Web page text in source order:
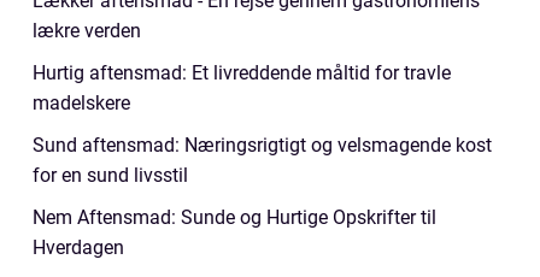
lækre verden
Hurtig aftensmad: Et livreddende måltid for travle
madelskere
Sund aftensmad: Næringsrigtigt og velsmagende kost
for en sund livsstil
Nem Aftensmad: Sunde og Hurtige Opskrifter til
Hverdagen